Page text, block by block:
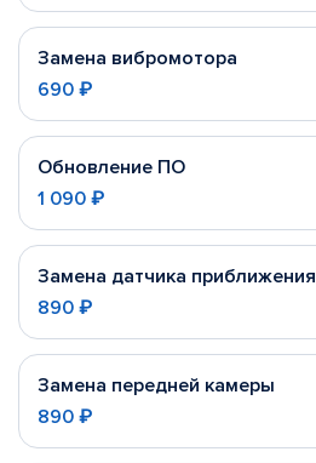
Замена вибромотора
690 ₽
Обновление ПО
1 090 ₽
Замена датчика приближения
890 ₽
Замена передней камеры
890 ₽